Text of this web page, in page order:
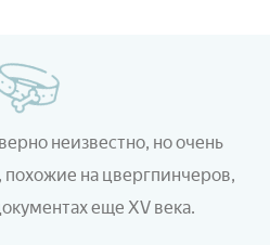
неизвестно, но очень
похожие на цвергпинчеров,
еще XV века.